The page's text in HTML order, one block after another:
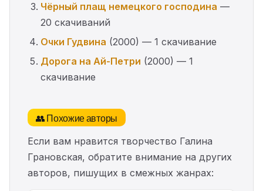
Чёрный плащ немецкого господина —
20 скачиваний
Очки Гудвина (2000) — 1 скачивание
Дорога на Ай-Петри (2000) — 1
скачивание
👥 Похожие авторы
Если вам нравится творчество Галина
Грановская, обратите внимание на других
авторов, пишущих в смежных жанрах: